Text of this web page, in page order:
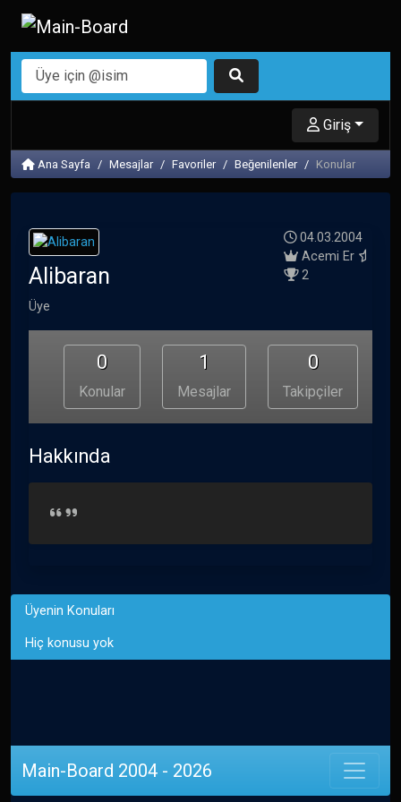
Giriş
Ana Sayfa Mesajlar Favoriler Beğenilenler Konular
Alibaran
Üye
04.03.2004
Acemi Er
2
0
Konular
1
Mesajlar
0
Takipçiler
Hakkında
Üyenin Konuları
Hiç konusu yok
Main-Board 2004 - 2026